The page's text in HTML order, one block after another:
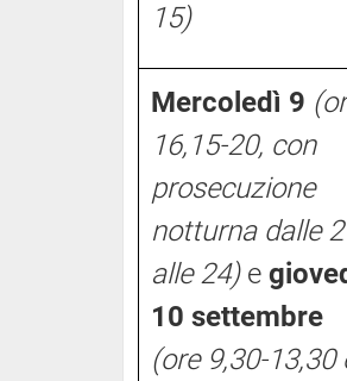
15)
Mercoledì 9
16,15-20, con
prosecuzione
notturna dalle
alle 24) e
10 settembre
(ore 9,30-13,30